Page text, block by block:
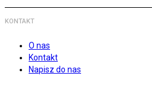
KONTAKT
O nas
Kontakt
Napisz do nas